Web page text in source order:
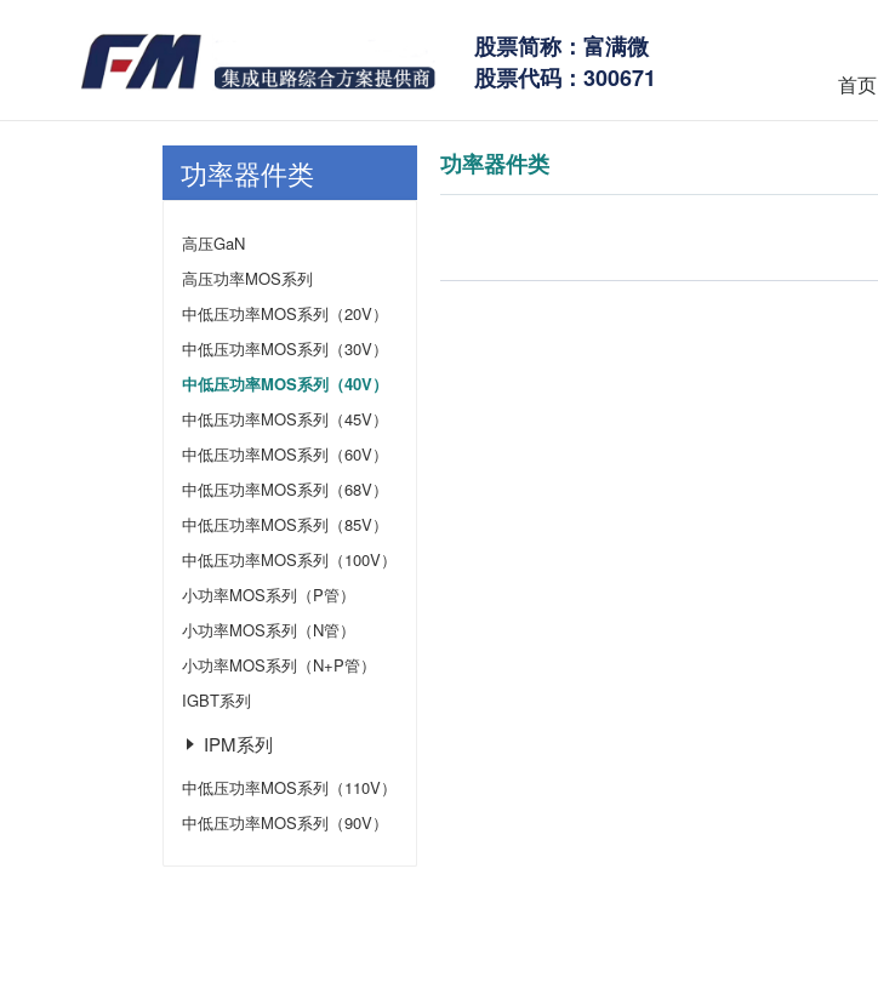
股票简称：富满微
股票代码：300671
首页
功率器件类
高压GaN
高压功率MOS系列
中低压功率MOS系列（20V）
中低压功率MOS系列（30V）
中低压功率MOS系列（40V）
中低压功率MOS系列（45V）
中低压功率MOS系列（60V）
中低压功率MOS系列（68V）
中低压功率MOS系列（85V）
中低压功率MOS系列（100V）
小功率MOS系列（P管）
小功率MOS系列（N管）
小功率MOS系列（N+P管）
IGBT系列
IPM系列
中低压功率MOS系列（110V）
中低压功率MOS系列（90V）
功率器件类